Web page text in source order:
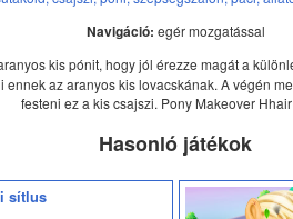
Navigáció: egér mozgatással
kis pónit, hogy jól érezze magát a
az aranyos kis lovacskának. A végén
festeni ez a kis csajszi. Pony Makeover
Hasonló játékok
sítlus